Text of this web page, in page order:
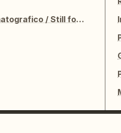
Fermo immagine cinematografico / Still fotografico